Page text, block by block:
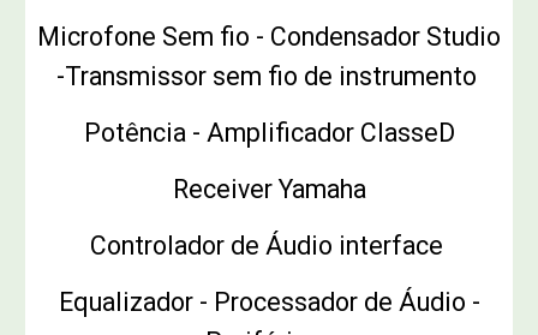
Microfone Sem fio - Condensador Studio
-Transmissor sem fio de instrumento
Potência - Amplificador ClasseD
Receiver Yamaha
Controlador de Áudio interface
Equalizador - Processador de Áudio -